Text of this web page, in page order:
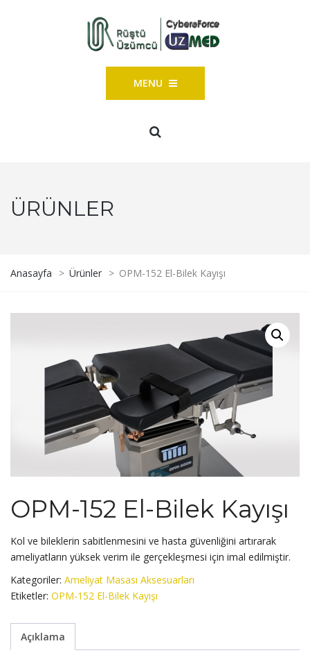
MENU
ÜRÜNLER
Anasayfa > Ürünler > OPM-152 El-Bilek Kayışı
OPM-152 El-Bilek Kayışı
Kol ve bileklerin sabitlenmesini ve hasta güvenliğini artırarak
ameliyatların yüksek verim ile gerçekleşmesi için imal edilmiştir.
Kategoriler: Ameliyat Masası Aksesuarları
Etiketler: OPM-152 El-Bilek Kayışı
Açıklama